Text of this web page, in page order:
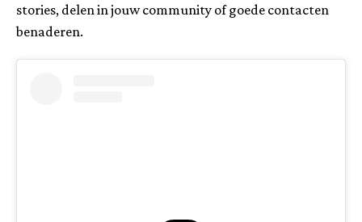
stories, delen in jouw community of goede contacten
benaderen.